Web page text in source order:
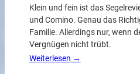
Klein und fein ist das
und Comino. Genau das
Familie. Allerdings nur, wenn
Vergnügen nicht trübt.
Weiterlesen →